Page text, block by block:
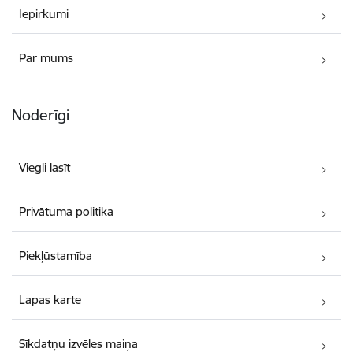
Iepirkumi
Par mums
Noderīgi
Viegli lasīt
Privātuma politika
Piekļūstamība
Lapas karte
Sīkdatņu izvēles maiņa